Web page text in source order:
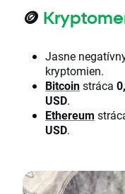
🪙
Jasne
kryptomien.
Bitcoinstráca
USD.
Ethereum
USD.